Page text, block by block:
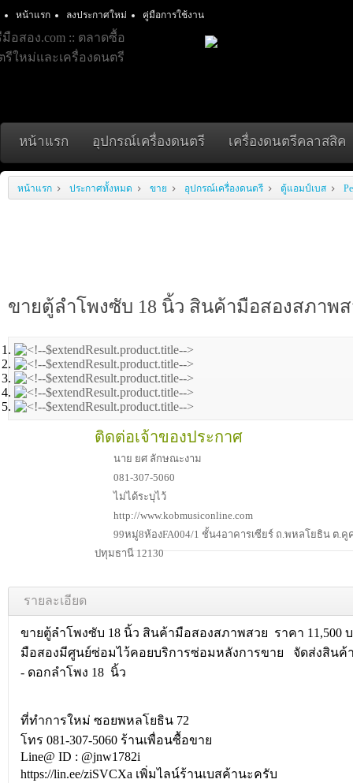
หน้าแรก ลงประกาศใหม่ คู่มือการใช้งาน
หน้าแรก อุปกรณ์เครื่องดนตรี เครื่องดนตรีคลาสสิค
หน้าแรก ประกาศทั้งหมด ขาย อุปกรณ์เครื่องดนตรี ตู้แอมป์เบส
ขายตู้ลำโพงซับ 18 นิ้ว สินค้ามือสองสภาพส
ติดต่อเจ้าของประกาศ
นาย ยศ ลักษณะงาม
081-307-5060
ไม่ได้ระบุไว้
http://www.kobmusiconline.com
99หมู่8ห้องFA004/1 ชั้น4อาคารเซียร์ ถ.พหลโยธิน ต.คู
ปทุมธานี 12130
รายละเอียด
ขายตู้ลำโพงซับ 18 นิ้ว สินค้ามือสองสภาพสวย ราคา
มือสองมีศูนย์ซ่อมไว้คอยบริการซ่อมหลังการขาย จัดส่งสินค้
- ดอกลำโพง 18 นิ้ว
ที่ทำการใหม่ ซอยพหลโยธิน 72
โทร 081-307-5060 ร้านเพื่อนซื้อขาย
Line@ ID : @jnw1782i
https://lin.ee/ziSVCXa เพิ่มไลน์ร้านเบสค้านะครับ